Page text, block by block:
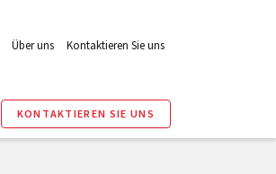
Über uns Kontaktieren Sie uns
KONTAKTIEREN SIE UNS